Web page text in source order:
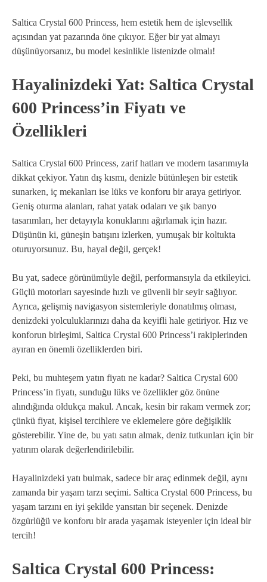
Saltica Crystal 600 Princess, hem estetik hem de işlevsellik
açısından yat pazarında öne çıkıyor. Eğer bir yat almayı
düşünüyorsanız, bu model kesinlikle listenizde olmalı!
Hayalinizdeki Yat: Saltica Crystal
600 Princess’in Fiyatı ve
Özellikleri
Saltica Crystal 600 Princess, zarif hatları ve modern tasarımıyla
dikkat çekiyor. Yatın dış kısmı, denizle bütünleşen bir estetik
sunarken, iç mekanları ise lüks ve konforu bir araya getiriyor.
Geniş oturma alanları, rahat yatak odaları ve şık banyo
tasarımları, her detayıyla konuklarını ağırlamak için hazır.
Düşünün ki, güneşin batışını izlerken, yumuşak bir koltukta
oturuyorsunuz. Bu, hayal değil, gerçek!
Bu yat, sadece görünümüyle değil, performansıyla da etkileyici.
Güçlü motorları sayesinde hızlı ve güvenli bir seyir sağlıyor.
Ayrıca, gelişmiş navigasyon sistemleriyle donatılmış olması,
denizdeki yolculuklarınızı daha da keyifli hale getiriyor. Hız ve
konforun birleşimi, Saltica Crystal 600 Princess’i rakiplerinden
ayıran en önemli özelliklerden biri.
Peki, bu muhteşem yatın fiyatı ne kadar? Saltica Crystal 600
Princess’in fiyatı, sunduğu lüks ve özellikler göz önüne
alındığında oldukça makul. Ancak, kesin bir rakam vermek zor;
çünkü fiyat, kişisel tercihlere ve eklemelere göre değişiklik
gösterebilir. Yine de, bu yatı satın almak, deniz tutkunları için bir
yatırım olarak değerlendirilebilir.
Hayalinizdeki yatı bulmak, sadece bir araç edinmek değil, aynı
zamanda bir yaşam tarzı seçimi. Saltica Crystal 600 Princess, bu
yaşam tarzını en iyi şekilde yansıtan bir seçenek. Denizde
özgürlüğü ve konforu bir arada yaşamak isteyenler için ideal bir
tercih!
Saltica Crystal 600 Princess: